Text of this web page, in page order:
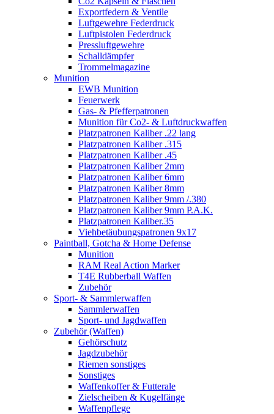
Exportfedern & Ventile
Luftgewehre Federdruck
Luftpistolen Federdruck
Pressluftgewehre
Schalldämpfer
Trommelmagazine
Munition
EWB Munition
Feuerwerk
Gas- & Pfefferpatronen
Munition für Co2- & Luftdruckwaffen
Platzpatronen Kaliber .22 lang
Platzpatronen Kaliber .315
Platzpatronen Kaliber .45
Platzpatronen Kaliber 2mm
Platzpatronen Kaliber 6mm
Platzpatronen Kaliber 8mm
Platzpatronen Kaliber 9mm /.380
Platzpatronen Kaliber 9mm P.A.K.
Platzpatronen Kaliber.35
Viehbetäubungspatronen 9x17
Paintball, Gotcha & Home Defense
Munition
RAM Real Action Marker
T4E Rubberball Waffen
Zubehör
Sport- & Sammlerwaffen
Sammlerwaffen
Sport- und Jagdwaffen
Zubehör (Waffen)
Gehörschutz
Jagdzubehör
Riemen sonstiges
Sonstiges
Waffenkoffer & Futterale
Zielscheiben & Kugelfänge
Waffenpflege